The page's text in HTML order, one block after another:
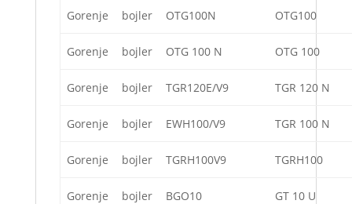
Gorenje bojler OTG100N OTG100
Gorenje bojler OTG 100 N OTG 100
Gorenje bojler TGR120E/V9 TGR 120 N
Gorenje bojler EWH100/V9 TGR 100 N
Gorenje bojler TGRH100V9 TGRH100
Gorenje bojler BGO10 GT 10 U